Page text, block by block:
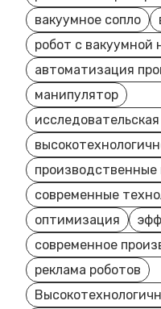
вакуумное сопло
робот с вакуумной
автоматизация
манипулятор
производственные
современные
оптимизация
современное
реклама роботов